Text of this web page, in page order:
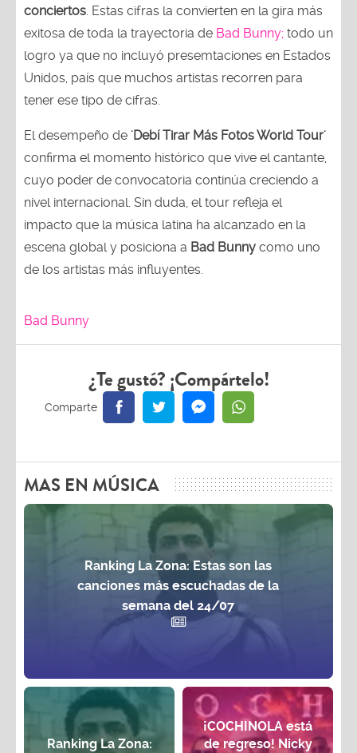
conciertos. Estas cifras la convierten en la gira más
exitosa de toda la trayectoria de Bad Bunny; todo un
logro ya que no incluyó presemtaciones en Estados
Unidos, país que muchos artistas recorren para
tener ese tipo de cifras.
El desempeño de 'Debí Tirar Más Fotos World Tour'
confirma el momento histórico que vive el cantante,
cuyo poder de convocatoria continúa creciendo a
nivel internacional. Sin duda, el tour refleja el
impacto que la música latina ha alcanzado en la
escena global y posiciona a Bad Bunny como uno
de los artistas más influyentes.
Bad Bunny
¿Te gustó? ¡Compártelo!
MAS EN MÚSICA
Ranking La Zona: Estas son las
canciones más escuchadas de la
semana del 24/07
Ranking La Zona:
¡COCHINOLA está
de regreso! Nicky